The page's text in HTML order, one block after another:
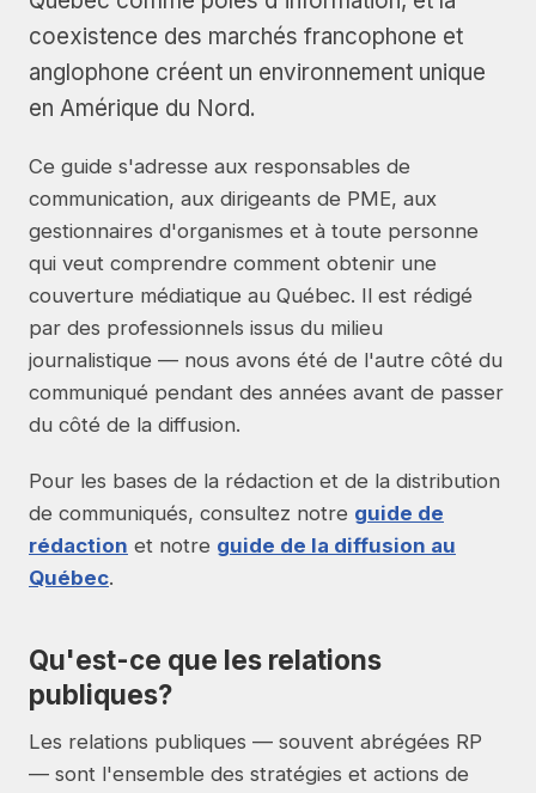
coexistence des marchés francophone et
anglophone créent un environnement unique
en Amérique du Nord.
Ce guide s'adresse aux responsables de
communication, aux dirigeants de PME, aux
gestionnaires d'organismes et à toute personne
qui veut comprendre comment obtenir une
couverture médiatique au Québec. Il est rédigé
par des professionnels issus du milieu
journalistique — nous avons été de l'autre côté du
communiqué pendant des années avant de passer
du côté de la diffusion.
Pour les bases de la rédaction et de la distribution
de communiqués, consultez notre guide de
rédaction et notre guide de la diffusion au
Québec.
Qu'est-ce que les relations
publiques?
Les relations publiques — souvent abrégées RP
— sont l'ensemble des stratégies et actions de